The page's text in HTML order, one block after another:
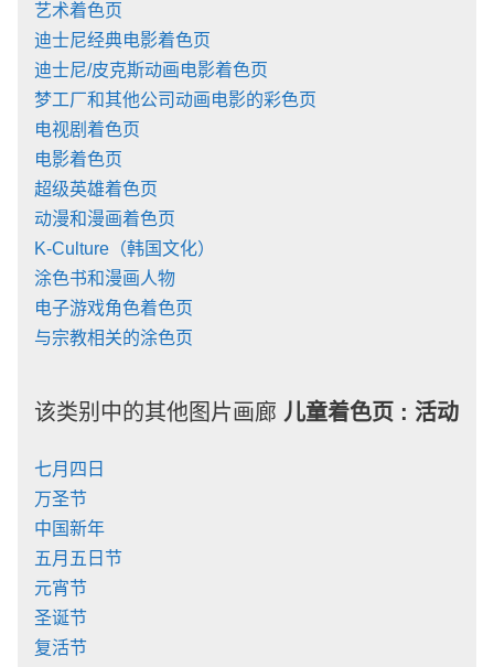
艺术着色页
迪士尼经典电影着色页
迪士尼/皮克斯动画电影着色页
梦工厂和其他公司动画电影的彩色页
电视剧着色页
电影着色页
超级英雄着色页
动漫和漫画着色页
K-Culture（韩国文化）
涂色书和漫画人物
电子游戏角色着色页
与宗教相关的涂色页
该类别中的其他图片画廊 儿童着色页 : 活动
七月四日
万圣节
中国新年
五月五日节
元宵节
圣诞节
复活节